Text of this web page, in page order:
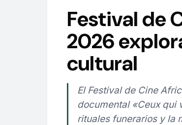
Festival de
2026
cultural
El Festival de Cine
documental «Ceux qui
rituales funerarios y la